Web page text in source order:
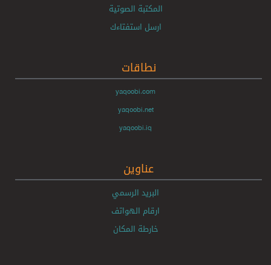
المكتبة الصوتية
ارسل استفتاءك
نطاقات
yaqoobi.com
yaqoobi.net
yaqoobi.iq
عناوين
البريد الرسمي
ارقام الهواتف
خارطة المكان